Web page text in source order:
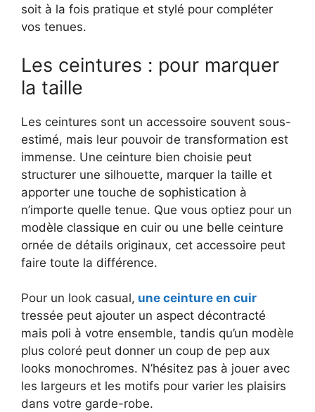
soit à la fois pratique et stylé pour compléter
vos tenues.
Les ceintures : pour marquer
la taille
Les ceintures sont un accessoire souvent sous-
estimé, mais leur pouvoir de transformation est
immense. Une ceinture bien choisie peut
structurer une silhouette, marquer la taille et
apporter une touche de sophistication à
n’importe quelle tenue. Que vous optiez pour un
modèle classique en cuir ou une belle ceinture
ornée de détails originaux, cet accessoire peut
faire toute la différence.
Pour un look casual, une ceinture en cuir
tressée peut ajouter un aspect décontracté
mais poli à votre ensemble, tandis qu’un modèle
plus coloré peut donner un coup de pep aux
looks monochromes. N’hésitez pas à jouer avec
les largeurs et les motifs pour varier les plaisirs
dans votre garde-robe.